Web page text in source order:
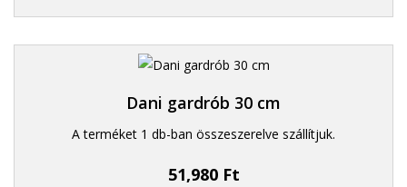
Dani gardrób 30 cm
A terméket 1 db-ban összeszerelve szállítjuk.
51,980 Ft